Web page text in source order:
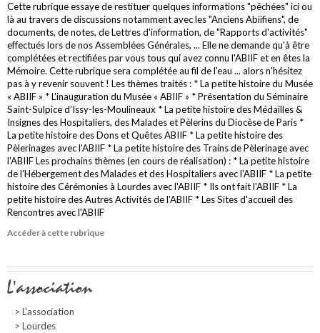
Cette rubrique essaye de restituer quelques informations "pêchées" ici ou
là au travers de discussions notamment avec les "Anciens Abiifiens", de
documents, de notes, de Lettres d'information, de "Rapports d'activités"
effectués lors de nos Assemblées Générales, ... Elle ne demande qu'à être
complétées et rectifiées par vous tous qui avez connu l'ABIIF et en êtes la
Mémoire. Cette rubrique sera complétée au fil de l'eau ... alors n'hésitez
pas à y revenir souvent ! Les thèmes traités : * La petite histoire du Musée
« ABIIF » * L'inauguration du Musée « ABIIF » * Présentation du Séminaire
Saint-Sulpice d’Issy-les-Moulineaux * La petite histoire des Médailles &
Insignes des Hospitaliers, des Malades et Pèlerins du Diocèse de Paris *
La petite histoire des Dons et Quêtes ABIIF * La petite histoire des
Pèlerinages avec l'ABIIF * La petite histoire des Trains de Pèlerinage avec
l'ABIIF Les prochains thèmes (en cours de réalisation) : * La petite histoire
de l'Hébergement des Malades et des Hospitaliers avec l'ABIIF * La petite
histoire des Cérémonies à Lourdes avec l'ABIIF * Ils ont fait l'ABIIF * La
petite histoire des Autres Activités de l'ABIIF * Les Sites d'accueil des
Rencontres avec l'ABIIF
Accéder à cette rubrique
Navigation
L'association
L'association
Lourdes